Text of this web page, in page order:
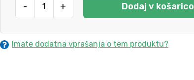
- + Dodaj v košarico
Imate dodatna vprašanja o tem produktu?